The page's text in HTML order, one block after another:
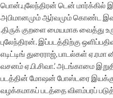
பொன்.புலேந்திரன் டென் மார்க்கில்
அபிமானமும் ஆர்வமும் கொண்ட இவர்,
.திருக் குறளை மையமாக வைத்து
புலேந்திரன். இப்படத்திற்கு
எடிட்டிங் துரைராஜ், பாடல்கள்
வசனம் ஏ.பி.சிவா.’ அடங்காமை
படத்தின் மோஷன் போஸ்டரை
வழக்கமாகப் படத்தை விளம்பரப்